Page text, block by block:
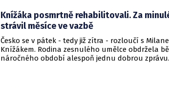
Knížáka posmrtně rehabilitovali. Za
strávil měsíce ve vazbě
Česko se v pátek - tedy již zítra - rozloučí s
Knížákem. Rodina zesnulého umělce obdržela
náročného období alespoň jednu dobrou zprávu.